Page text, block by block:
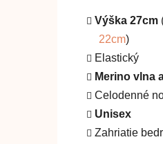
Výška 27cm
22cm)
Elastický
Merino vlna
Celodenné
Unisex
Zahriatie